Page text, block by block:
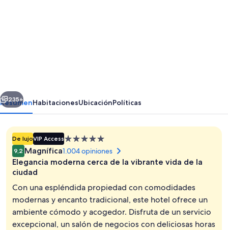
Terraza en la azotea
Siguiente
235+
ResumenHabitacionesUbicaciónPolíticas
De lujoVIP AccessPropiedad
de
5.0
9,2 Magnífica1.004 opiniones
Elegancia moderna cerca de la vibrante vida de la
ciudad
Con una espléndida propiedad con comodidades
modernas y encanto tradicional, este hotel ofrece un
ambiente cómodo y acogedor. Disfruta de un servicio
excepcional, un salón de negocios con deliciosas horas